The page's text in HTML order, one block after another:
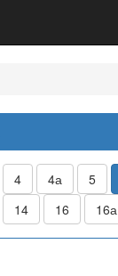
4 4а 5
14 16 16а